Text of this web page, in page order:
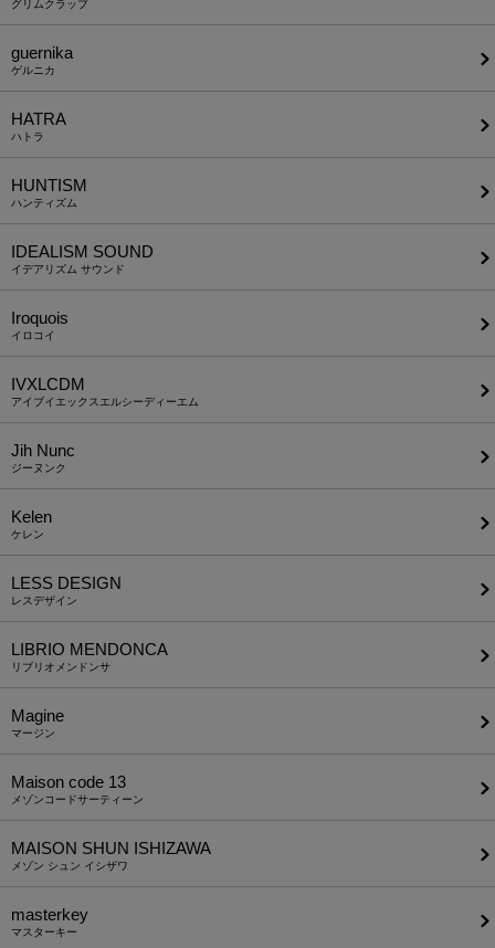
グリムクラップ
guernika
ゲルニカ
HATRA
ハトラ
HUNTISM
ハンティズム
IDEALISM SOUND
イデアリズム サウンド
Iroquois
イロコイ
IVXLCDM
アイブイエックスエルシーディーエム
Jih Nunc
ジーヌンク
Kelen
ケレン
LESS DESIGN
レスデザイン
LIBRIO MENDONCA
リブリオメンドンサ
Magine
マージン
Maison code 13
メゾンコードサーティーン
MAISON SHUN ISHIZAWA
メゾン シュン イシザワ
masterkey
マスターキー